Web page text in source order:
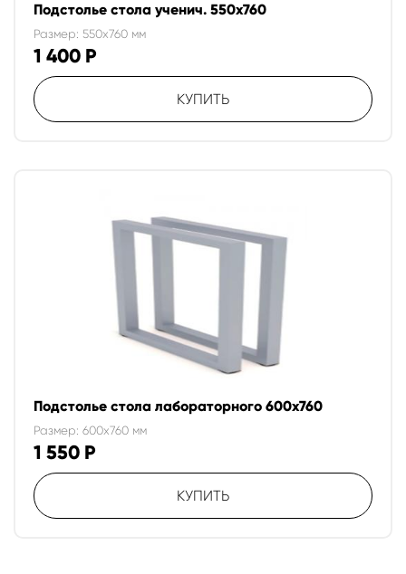
Подстолье стола ученич. 550х760
Размер: 550x760 мм
1 400 Р
КУПИТЬ
Подстолье стола лабораторного 600х760
Размер: 600x760 мм
1 550 Р
КУПИТЬ